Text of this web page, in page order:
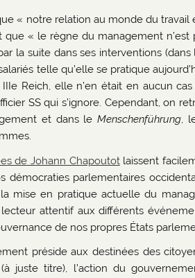
« notre relation au monde du
que « le règne du management n’est
la suite dans ses interventions
telle qu’elle se pratique
Reich, elle n’en était en aucun
SS qui s’ignore. Cependant, on
et dans leMenschenführung,
de Johann Chapoutotlaissent
démocraties parlementaires
mise en pratique actuelle du
attentif aux différents
de nos propres États
préside aux destinées des
juste titre), l’action du